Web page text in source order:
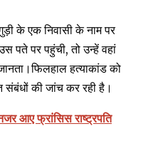
के एक निवासी के नाम पर
पते पर पहुंची, तो उन्हें वहां
हत्याकांड को
संबंधों की जांच कर रही है।
आए फ्रांसिस राष्ट्रपति